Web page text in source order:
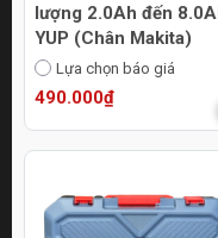
lượng 2.0Ah đến
YUP (Chân Makita)
Lựa chọn báo giá
490.000₫